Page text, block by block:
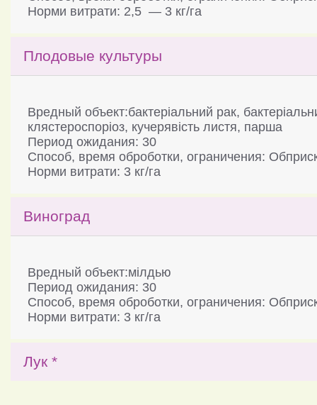
Норми витрати: 2,5 — 3 кг/га
Плодовые культуры
Вредный объект:бактеріальний рак,
клястероспоріоз, кучерявість листя, парша
Период ожидания: 30
Способ, время оброботки, ограничения:
Норми витрати: 3 кг/га
Виноград
Вредный объект:мілдью
Период ожидания: 30
Способ, время оброботки, ограничения:
Норми витрати: 3 кг/га
Лук *